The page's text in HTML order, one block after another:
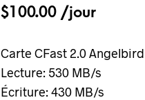
$100.00/jour
Carte CFast 2.0 Angelbird
Lecture: 530 MB/s
Écriture: 430 MB/s